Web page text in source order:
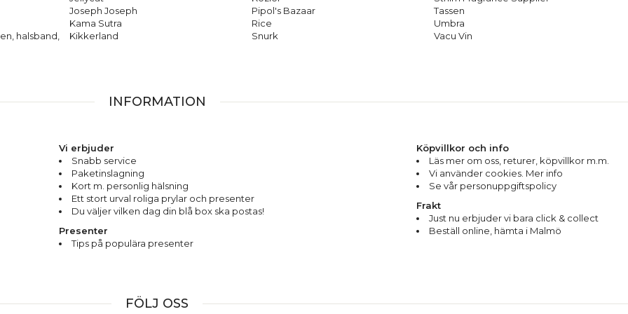
halsband,
Joseph Joseph
Kama Sutra
Kikkerland
Pipol's Bazaar
Rice
Snurk
Tassen
Umbra
Vacu Vin
INFORMATION
Vi erbjuder
Snabb service
Paketinslagning
Kort m. personlig hälsning
Ett stort urval roliga prylar och presenter
Du väljer vilken dag din blå box ska postas!
Presenter
Tips på populära presenter
Köpvillkor och info
Läs mer om oss returer köpvillkor m.m.
Vi använder cookies. Mer info
Se vår personuppgiftspolicy
Frakt
Just nu erbjuder vi bara click & collect
Beställ online, hämta i Malmö
FÖLJ OSS